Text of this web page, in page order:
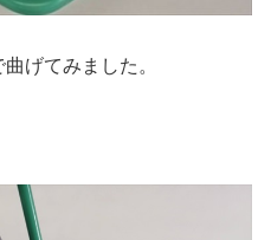
げてみました。